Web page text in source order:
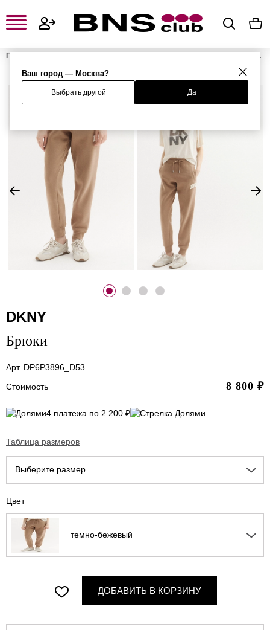
Ваш город — Москва?
Выбрать другой Да
Главная
Женская одежда
DKNY
Брюки
Арт. DP6P3896_D53
Стоимость
8 800 ₽
4 платежа по 2 200 ₽
Таблица размеров
Выберите размер
Цвет
темно-бежевый
ДОБАВИТЬ В КОРЗИНУ